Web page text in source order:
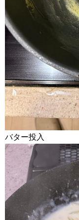
バター投入